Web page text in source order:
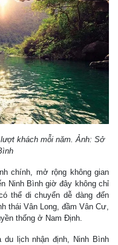
khách mỗi năm. Ảnh: Sở
chính, mở rộng không gian
Ninh Bình giờ đây không chỉ
thể di chuyển dễ dàng đến
thái Vân Long, đầm Vân Cư,
thống ở Nam Định.
lịch nhận định, Ninh Bình